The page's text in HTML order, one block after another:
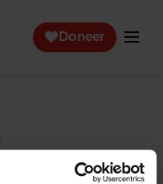
Doneer
ouderen die zich
genieten en inspireert